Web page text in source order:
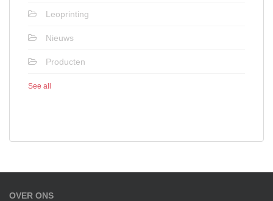
Leoprinting
Nieuws
Producten
See all
OVER ONS